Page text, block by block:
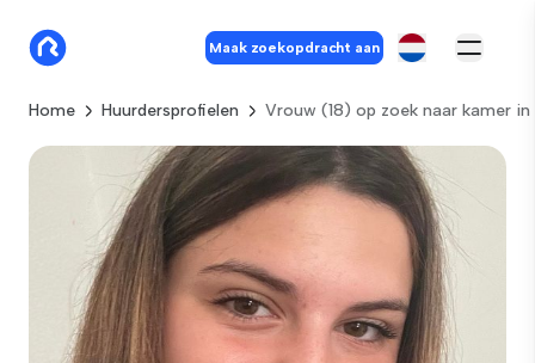
Maak zoekopdracht aan
Home Huurdersprofielen Vrouw (18) op zoek naar kamer